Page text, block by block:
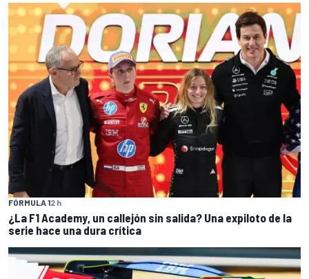
FÓRMULA 12 h
¿La F1 Academy, un callejón sin salida? Una expiloto de la
serie hace una dura crítica